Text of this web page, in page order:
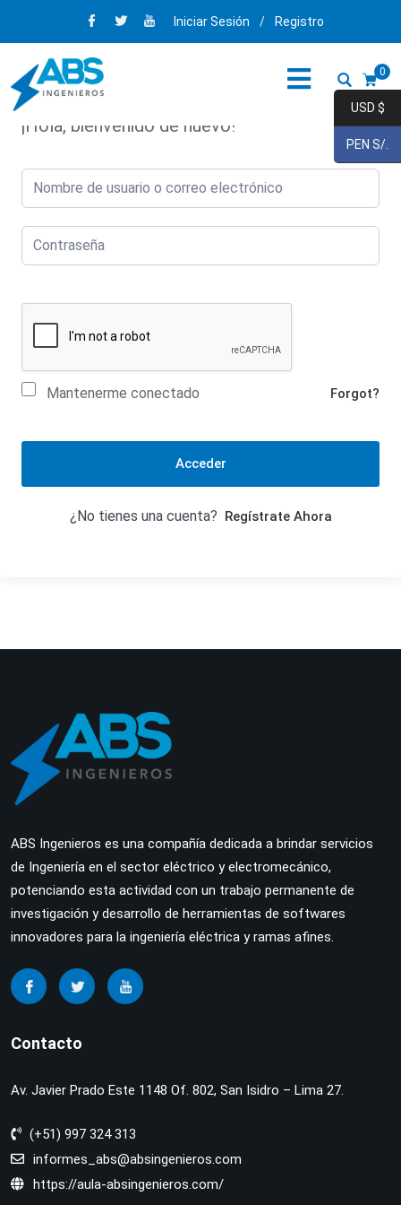
Iniciar Sesión / Registro
0
¡Hola, bienvenido de nuevo!
Mantenerme conectado Forgot?
Acceder
¿No tienes una cuenta? Regístrate Ahora
ABS Ingenieros es una compañía dedicada a brindar servicios
de Ingeniería en el sector eléctrico y electromecánico,
potenciando esta actividad con un trabajo permanente de
investigación y desarrollo de herramientas de softwares
innovadores para la ingeniería eléctrica y ramas afines.
Contacto
Av. Javier Prado Este 1148 Of. 802, San Isidro – Lima 27.
(+51) 997 324 313
informes_abs@absingenieros.com
https://aula-absingenieros.com/
USD $
PEN S/.